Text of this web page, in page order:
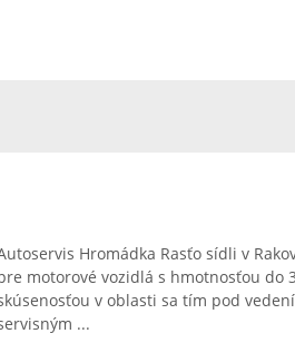
Hromádka Rasťo sídli v
motorové vozidlá s hmotnosťou do
v oblasti sa tím pod
...